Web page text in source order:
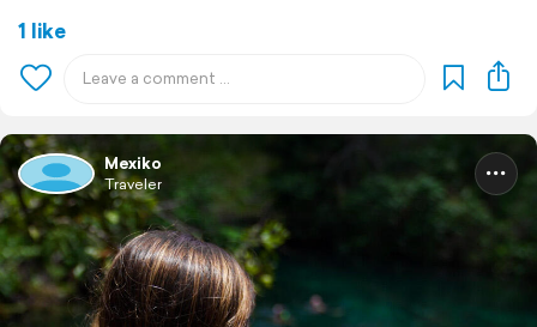
1 like
Mexiko
Traveler